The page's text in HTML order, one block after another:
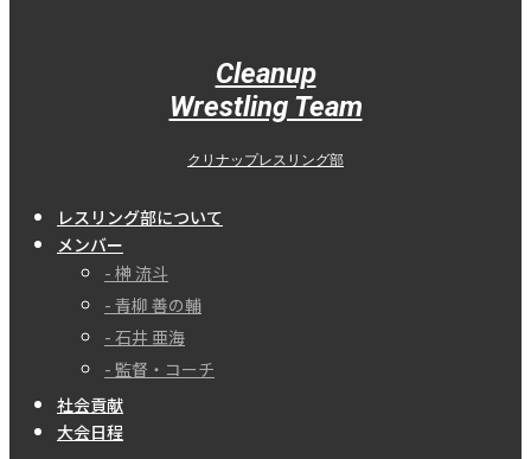
Cleanup
Wrestling Team
クリナップレスリング部
レスリング部について
メンバー
- 榊󠄀 流斗
- 青柳 善の輔
- 石井 亜海
- 監督・コーチ
社会貢献
大会日程